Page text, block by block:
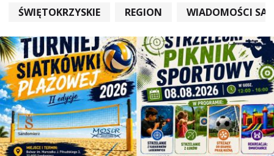
ŚWIĘTOKRZYSKIE REGION WIADOMOŚCI